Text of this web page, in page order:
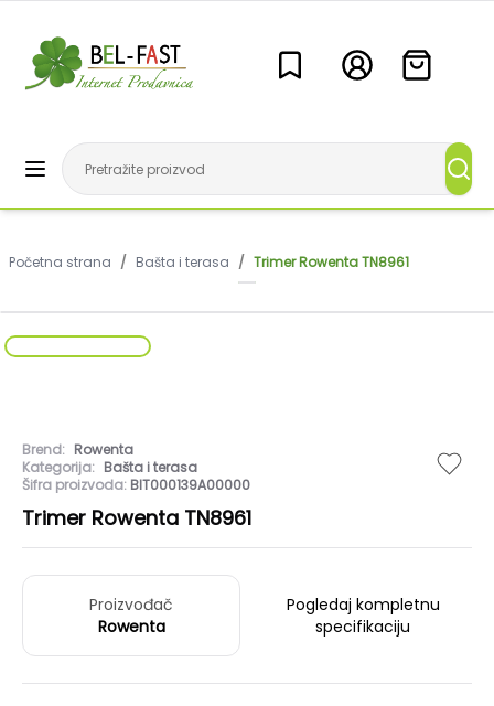
Početna strana / Bašta i terasa / Trimer Rowenta TN8961
Brend: Rowenta
Kategorija: Bašta i terasa
Šifra proizvoda: BIT000139A00000
Trimer Rowenta TN8961
Proizvođač
Rowenta
Pogledaj kompletnu
specifikaciju